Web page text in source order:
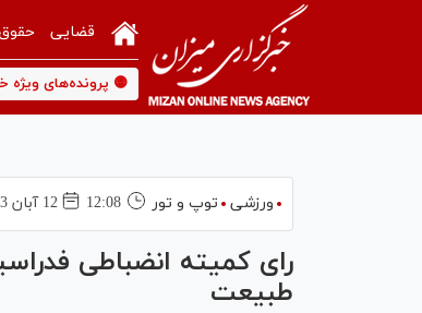
قضایی
🟡 پرونده‌های ویژه
ورزشی توپ و تور 12:08 12 آبان 1403
رای کمیته انضباطی
طبیعت